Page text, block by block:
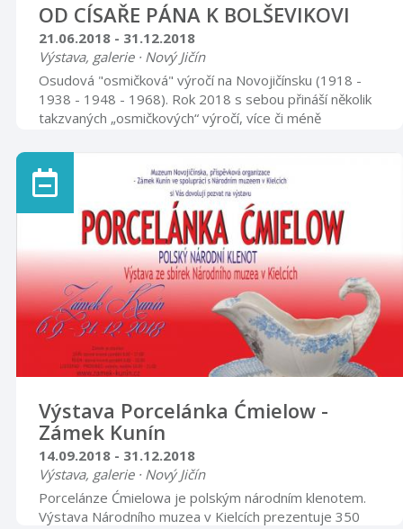
OD CÍSAŘE PÁNA K BOLŠEVIKOVI
21.06.2018 - 31.12.2018
Výstava, galerie · Nový Jičín
Osudová "osmičková" výročí na Novojičínsku (1918 -
1938 - 1948 - 1968). Rok 2018 s sebou přináší několik
takzvaných „osmičkových“ výročí, více či méně
předním místě je to sté výročí vzniku Československé
republiky, současně konec 1. světové války a zánik
Rakousko-Uherska. Významnými jsou však i výročí
politických událostí let 1938 (přičlenění
československého území, tzv. Sudet, k nacistické Třetí
říši), 1948 (převrat komunistické strany), 19 ...
Výstava Porcelánka Ćmielow -
Zámek Kunín
14.09.2018 - 31.12.2018
Výstava, galerie · Nový Jičín
Porcelánze Ćmielowa je polským národním klenotem.
Výstava Národního muzea v Kielcích prezentuje 350